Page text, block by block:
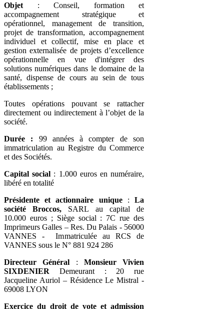
Objet : Conseil, formation et
accompagnement stratégique et
opérationnel, management de transition,
projet de transformation, accompagnement
individuel et collectif, mise en place et
gestion externalisée de projets d’excellence
opérationnelle en vue d'intégrer des
solutions numériques dans le domaine de la
santé, dispense de cours au sein de tous
établissements ;
Toutes opérations pouvant se rattacher
directement ou indirectement à l’objet de la
société.
Durée : 99 années à compter de son
immatriculation au Registre du Commerce
et des Sociétés.
Capital social : 1.000 euros en numéraire,
libéré en totalité
Présidente etactionnaire unique :La
société Broccos, SARL au capital de
10.000 euros ; Siège social : 7C rue des
Imprimeurs Galles – Res. Du Palais - 56000
VANNES - Immatriculée au RCS de
VANNES sous le N° 881 924 286
Directeur Général : Monsieur Vivien
SIXDENIER Demeurant : 20 rue
Jacqueline Auriol – Résidence Le Mistral -
69008 LYON
Exercice du droit de vote et admission